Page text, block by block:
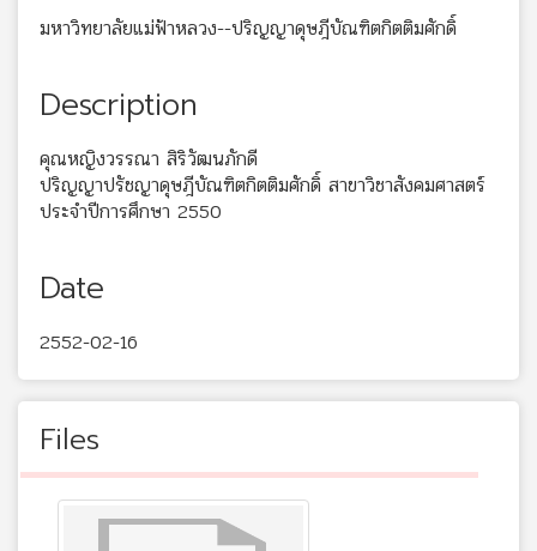
มหาวิทยาลัยแม่ฟ้าหลวง--ปริญญาดุษฎีบัณฑิตกิตติมศักดิ์
Description
คุณหญิงวรรณา สิริวัฒนภักดี
ปริญญาปรัชญาดุษฎีบัณฑิตกิตติมศักดิ์ สาขาวิชาสังคมศาสตร์
ประจำปีการศึกษา 2550
Date
2552-02-16
Files